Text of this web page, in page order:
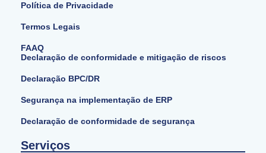
Política de Privacidade
Termos Legais
FAAQ
Declaração de conformidade e mitigação de riscos
Declaração BPC/DR
Segurança na implementação de ERP
Declaração de conformidade de segurança
Serviços